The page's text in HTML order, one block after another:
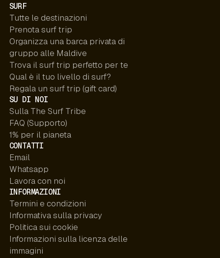
SURF
Tutte le destinazioni
Prenota surf trip
Organizza una barca privata di
gruppo alle Maldive
Trova il surf trip perfetto per te
Qual è il tuo livello di surf?
Regala un surf trip (gift card)
SU DI NOI
Sulla The Surf Tribe
FAQ (Supporto)
1% per il pianeta
CONTATTI
Email
Whatsapp
Lavora con noi
INFORMAZIONI
Termini e condizioni
Informativa sulla privacy
Politica sui cookie
Informazioni sulla licenza delle
immagini